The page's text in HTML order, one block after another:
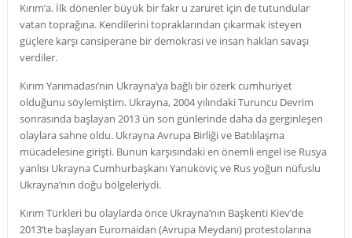
Kırım’a. İlk dönenler büyük bir fakr u zaruret için de tutundular
vatan toprağına. Kendilerini topraklarından çıkarmak isteyen
güçlere karşı cansiperane bir demokrasi ve insan hakları savaşı
verdiler.
Kırım Yarımadası’nın Ukrayna’ya bağlı bir özerk cumhuriyet
olduğunu söylemiştim. Ukrayna, 2004 yılındaki Turuncu Devrim
sonrasında başlayan 2013 ün son günlerinde daha da gerginleşen
olaylara sahne oldu. Ukrayna Avrupa Birliği ve Batılılaşma
mücadelesine girişti. Bunun karşısındaki en önemli engel ise Rusya
yanlısı Ukrayna Cumhurbaşkanı Yanukoviç ve Rus yoğun nüfuslu
Ukrayna’nın doğu bölgeleriydi.
Kırım Türkleri bu olaylarda önce Ukrayna’nın Başkenti Kiev’de
2013’te başlayan Euromaidan (Avrupa Meydanı) protestolarına